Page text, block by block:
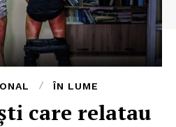
ÎN LUME
care relatau